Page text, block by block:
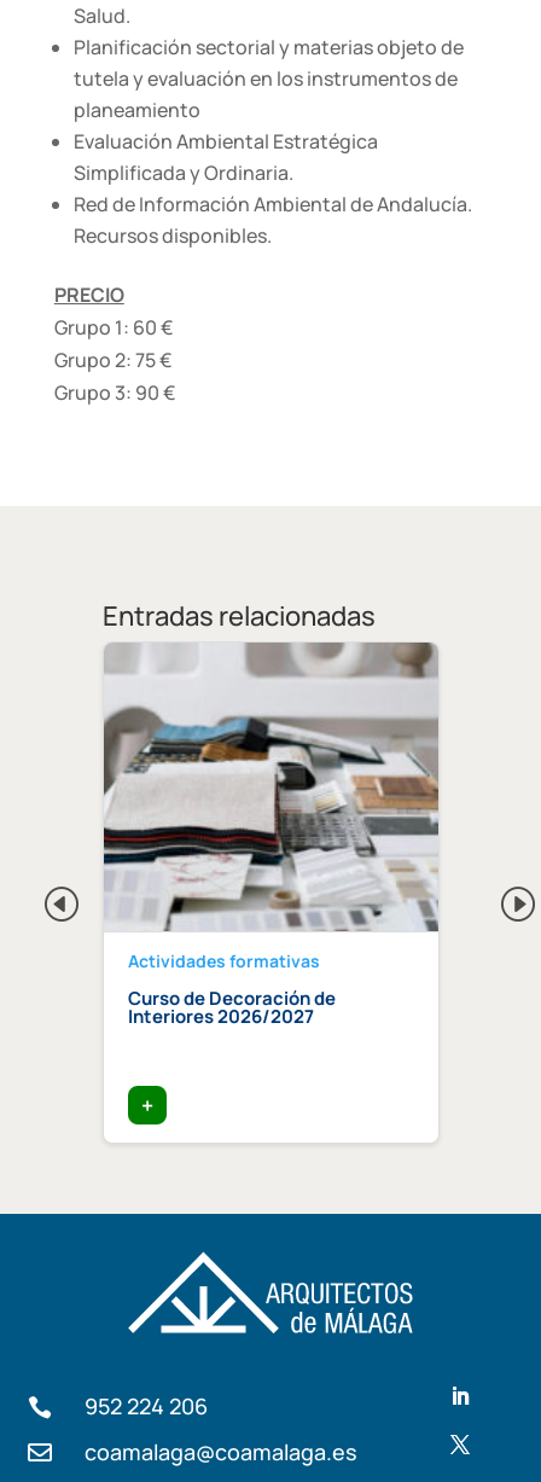
Salud.
Planificación sectorial y materias objeto de
tutela y evaluación en los instrumentos de
planeamiento
Evaluación Ambiental Estratégica
Simplificada y Ordinaria.
Red de Información Ambiental de Andalucía.
Recursos disponibles.
PRECIO
Grupo 1: 60 €
Grupo 2: 75 €
Grupo 3: 90 €
Entradas relacionadas
Actividades formativas
Curso de Decoración de
Interiores 2026/2027
+
 952 224 206
 coamalaga@coamalaga.es